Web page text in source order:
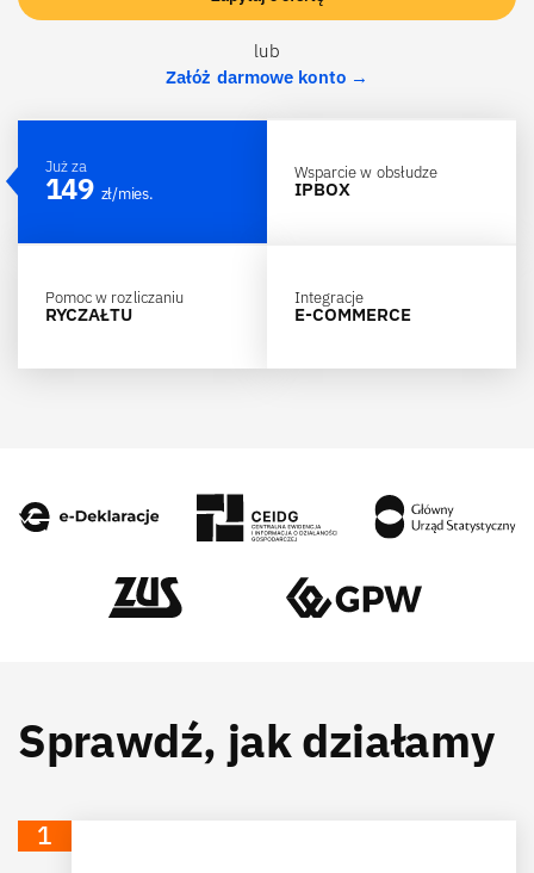
lub
Załóż darmowe konto →
Już za
149 zł/mies.
Wsparcie w obsłudze
IPBOX
Pomoc w rozliczaniu
RYCZAŁTU
Integracje
E-COMMERCE
Sprawdź, jak działamy
1